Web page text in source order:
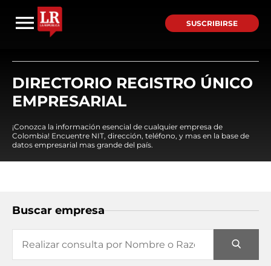
SUSCRIBIRSE
DIRECTORIO REGISTRO ÚNICO
EMPRESARIAL
¡Conozca la información esencial de cualquier empresa de
Colombia! Encuentre NIT, dirección, teléfono, y mas en la base de
datos empresarial mas grande del país.
Buscar empresa